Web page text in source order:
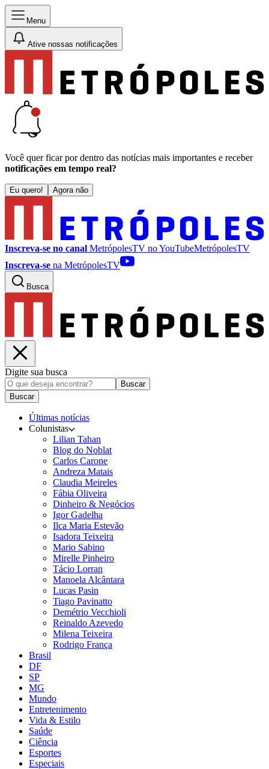
Menu
Ative nossas notificações
Você quer ficar por dentro das notícias mais importantes e receber
notificações em tempo real?
Eu quero! Agora não
Inscreva-se no canal MetrópolesTV noYouTubeMetrópolesTV
Inscreva-se na MetrópolesTV
Busca
Digite sua busca
Buscar
Buscar
Últimas notícias
Colunistas
Lilian Tahan
Blog do Noblat
Carlos Carone
Andreza Matais
Claudia Meireles
Fábia Oliveira
Dinheiro & Negócios
Igor Gadelha
Ilca Maria Estevão
Isadora Teixeira
Mario Sabino
Mirelle Pinheiro
Tácio Lorran
Manoela Alcântara
Lucas Pasin
Tiago Pavinatto
Demétrio Vecchioli
Reinaldo Azevedo
Milena Teixeira
Rodrigo França
Brasil
DF
SP
MG
Mundo
Entretenimento
Vida & Estilo
Saúde
Ciência
Esportes
Especiais